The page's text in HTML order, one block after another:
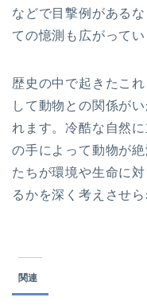
などで目撃例がある
ての憶測も広がってい
歴史の中で起きたこ
して動物との関係が
れます。冷酷な自然
の手によって動物が
たちが環境や生命に
るかを深く考えさせ
関連